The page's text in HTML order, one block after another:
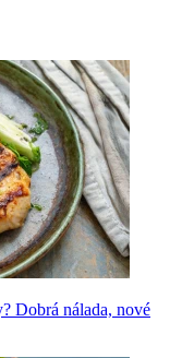
Dobrá nálada, nové